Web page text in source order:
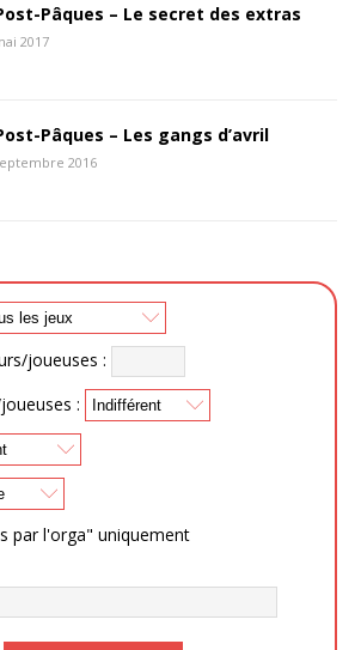
Pâques – Le secret des extras
2017
Pâques – Les gangs d’avril
2016
joueuses :
:
par l'orga" uniquement